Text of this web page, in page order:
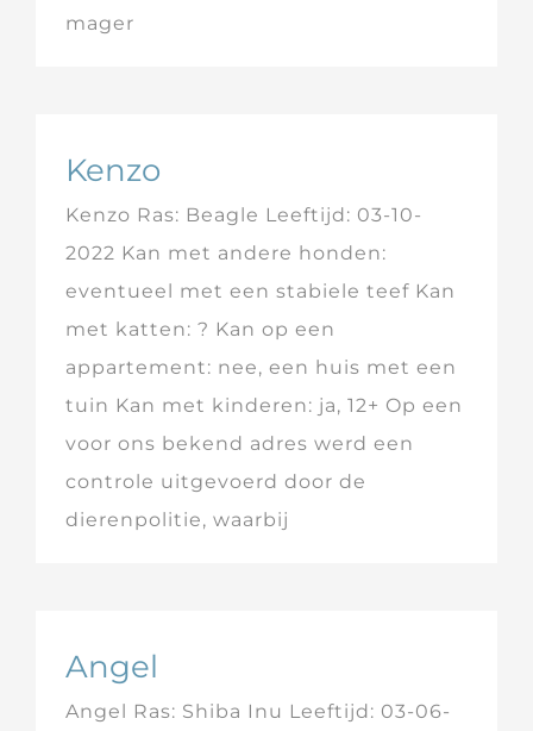
mager
Kenzo
Kenzo Ras: Beagle Leeftijd: 03-10-
2022 Kan met andere honden:
eventueel met een stabiele teef Kan
met katten: ? Kan op een
appartement: nee, een huis met een
tuin Kan met kinderen: ja, 12+ Op een
voor ons bekend adres werd een
controle uitgevoerd door de
dierenpolitie, waarbij
Angel
Angel Ras: Shiba Inu Leeftijd: 03-06-